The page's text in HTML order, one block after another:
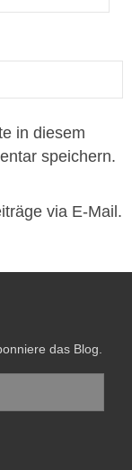
in diesem
speichern.
via E-Mail.
das Blog.